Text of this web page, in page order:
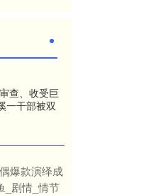
查、收受巨
一干部被双
爆款演绎成
_剧情_情节